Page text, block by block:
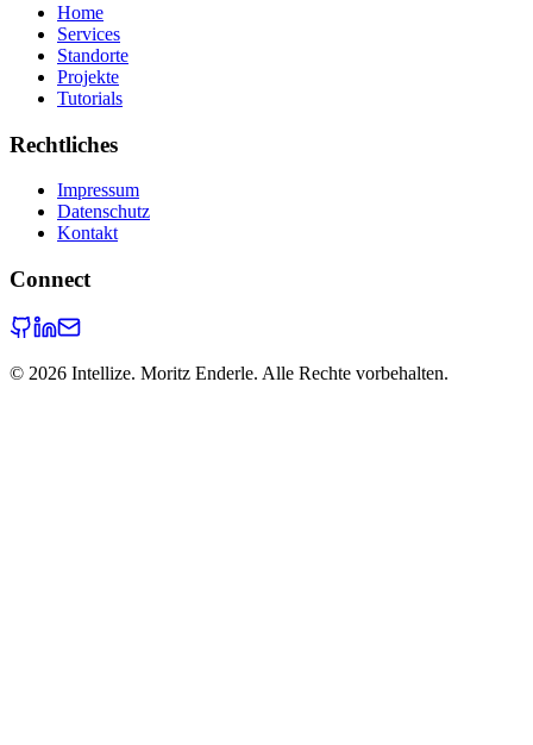
Home
Services
Standorte
Projekte
Tutorials
Rechtliches
Impressum
Datenschutz
Kontakt
Connect
© 2026 Intellize. Moritz Enderle. Alle Rechte vorbehalten.